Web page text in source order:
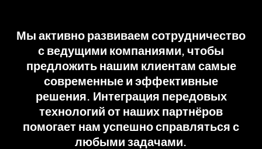
Мы активно развиваем сотрудничество
с ведущими компаниями, чтобы
предложить нашим клиентам самые
современные и эффективные
решения. Интеграция передовых
технологий от наших партнёров
помогает нам успешно справляться с
любыми задачами.